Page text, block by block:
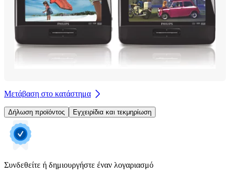
Μετάβαση στο κατάστημα
Δήλωση προϊόντος Εγχειρίδια και τεκμηρίωση
Συνδεθείτε ή δημιουργήστε έναν λογαριασμό